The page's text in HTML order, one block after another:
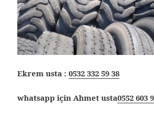
Ekrem usta :0532 332 59 38
whatsapp için Ahmet usta0552 603